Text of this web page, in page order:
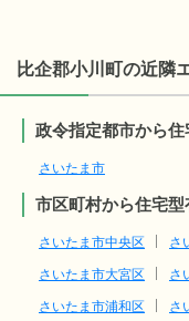
比企郡小川町の近隣
政令指定都市から
さいたま市
市区町村から住宅
さいたま市中央区 さ
さいたま市大宮区
さ
さいたま市浦和区
さ